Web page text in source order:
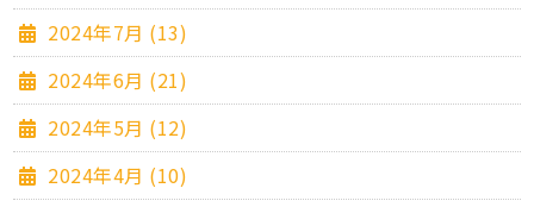
2024年7月 (13)
2024年6月 (21)
2024年5月 (12)
2024年4月 (10)